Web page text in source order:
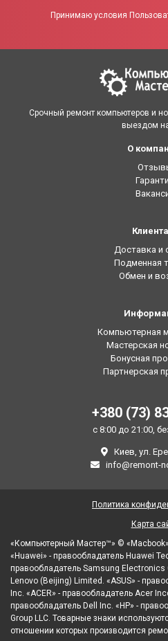
Принимаю условия
Срочный ремонт компьютеров и
выездом
О
Доставка и
Подменная
Обмен и
Компьютерная
Мастерская
Бонусная
Партнерская
+380 (73)
с 8:00 до 21:00,
Киев, ул.
info@remont-
«Компьютерный Мастер™» ©
«Huawei» - правообладатель Huawei
правообладатель Samsung Electronics
Lenovo (Beijing) Limited. «ASUS» -
Inc. «ACER» - правообладатель Acer
правообладатель Dell Inc. «HP» -
Group LLC. Товарные знаки
отношении которых производится
Политика
Карта